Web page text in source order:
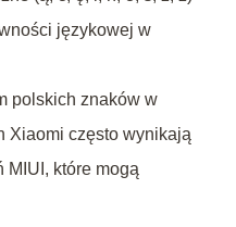
językowej w
polskich znaków w
Xiaomi często wynikają
MIUI, które mogą